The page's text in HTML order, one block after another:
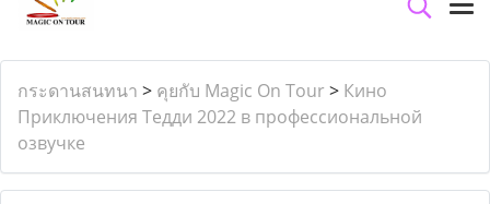
กระดานสนทนา > คุยกับ Magic On Tour > Кино
Приключения Тедди 2022 в профессиональной
озвучке